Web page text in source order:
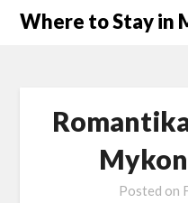
Where to Stay in
Posted on